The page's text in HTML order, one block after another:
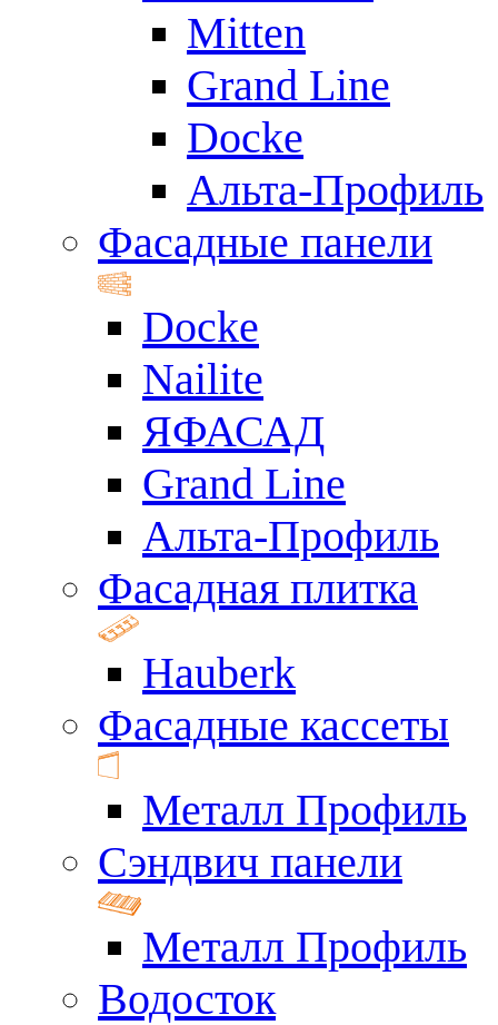
Mitten
Grand Line
Docke
Альта-Профиль
Фасадные панели
Docke
Nailite
ЯФАСАД
Grand Line
Альта-Профиль
Фасадная плитка
Hauberk
Фасадные кассеты
Металл Профиль
Сэндвич панели
Металл Профиль
Водосток